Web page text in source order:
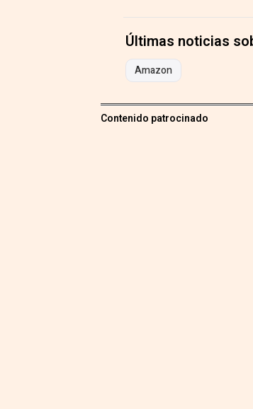
Últimas noticias
Amazon
Contenido patrocinado